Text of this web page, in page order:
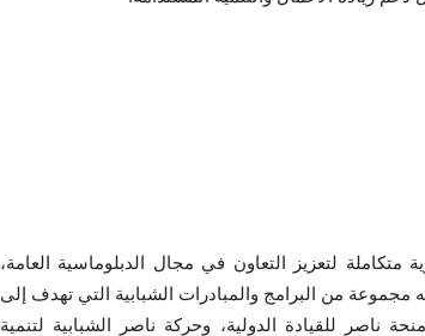
لتعزيز التعاون في مجال الدبلوماسية العامة،
ويضم المنتدى تحت مظلته مجموعة من البرامج والمبادرات الشبابية التي تهدف إلى
ناصر للقيادة الدولية، وحركة ناصر الشبابية لتنمية